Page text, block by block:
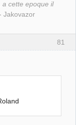
a cette epoque il
Jakovazor
81